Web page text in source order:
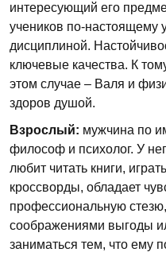
интересующий его
учеников по-настоящему
дисциплиной.
ключевые качества. К
этом случае – Валя и
здоров душой.
Взрослый: мужчина по
философ и психолог. У
любит читать книги,
кроссворды, обладает
профессиональную
соображениями выгоды
заниматься тем, что ему